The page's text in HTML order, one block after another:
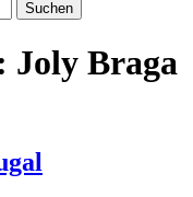
Joly Braga